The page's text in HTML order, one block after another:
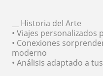
__ Historia del Arte
• Viajes personalizados
• Conexiones
moderno
• Análisis adaptado a